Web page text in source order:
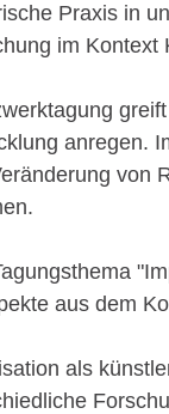
Praxis in
im Kontext
anregen.
von
aus dem
als